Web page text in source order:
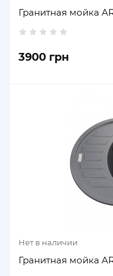
Гранитная мойка
3900 грн
Нет в наличии
Гранитная мойка